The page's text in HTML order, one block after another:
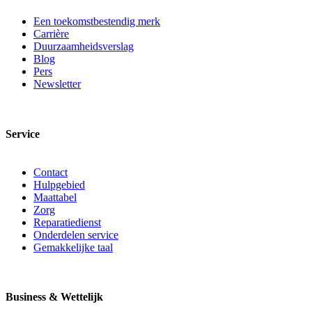
Een toekomstbestendig merk
Carrière
Duurzaamheidsverslag
Blog
Pers
Newsletter
Service
Contact
Hulpgebied
Maattabel
Zorg
Reparatiedienst
Onderdelen service
Gemakkelijke taal
Business & Wettelijk